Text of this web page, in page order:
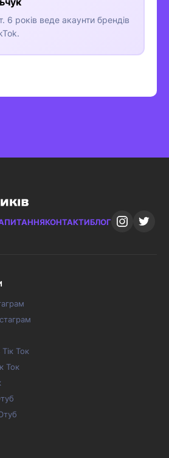
6 років веде акаунти брендів
КОНТАКТИБЛОГ
Ток
Ток